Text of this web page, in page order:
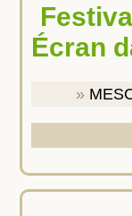
Festival Cinéma - Un
Écran